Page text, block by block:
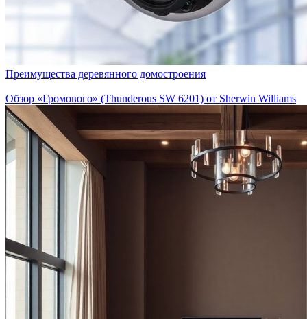
Преимущества деревянного домостроения
Обзор «Громового» (Thunderous SW 6201) от Sherwin Williams